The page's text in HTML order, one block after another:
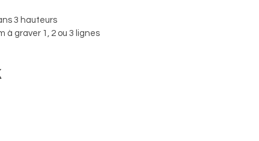
3 hauteurs
à graver 1, 2 ou 3 lignes